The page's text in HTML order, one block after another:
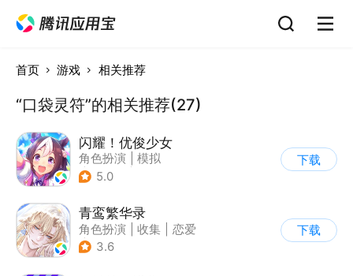
首页 游戏 相关推荐
“口袋灵符”的相关推荐(27)
闪耀！优俊少女
角色扮演
模拟
| 女性向
5.0
下载
青鸾繁华录
角色扮演 收集
恋爱
| 女性向
3.6
下载